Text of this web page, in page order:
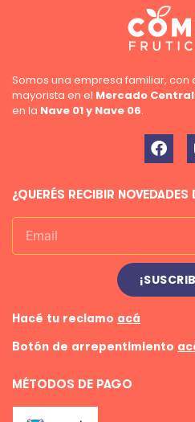
Somos una empresa familiar, con
mayorista en el Mercado
en la Nave 01 y Nave 06.
¿QUERÉS RECIBIR
Hacé tu reclamo acá
Botón de arrepentimiento
MÉTODOS DE PAGO